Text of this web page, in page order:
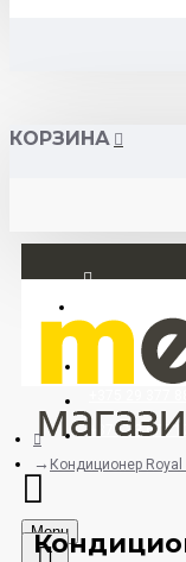
КОРЗИНА
Регистрация
+375 33 673
Menu
Кондиционер Royal